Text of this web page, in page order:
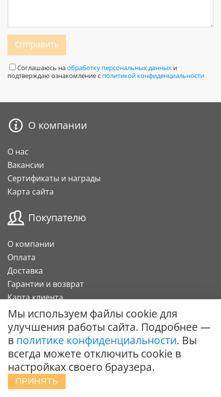
Отправить
Соглашаюсь наобработку персональных данных и
подтверждаю ознакомление с политикой конфиденциальности
О компании
О нас
Вакансии
Сертификаты и награды
Карта сайта
Покупателю
О компании
Оплата
Доставка
Гарантии и возврат
Карта клиента
Подарочный сертификат
Сотрудничество
Поставки под заказ
Вызов специалиста
Мы используем файлы cookie для
улучшения работы сайта. Подробнее —
в политике конфиденциальности. Вы
всегда можете отключить cookie в
настройках своего браузера.
ПРИНЯТЬ